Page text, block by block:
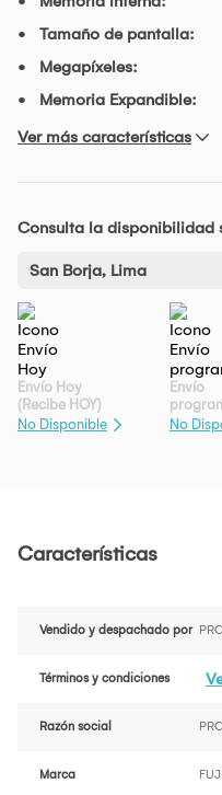
Tamaño de pantalla:
Megapíxeles:
Memoria Expandible:
Ver más características
Consulta la disponibilidad
San Borja, Lima
Envío Hoy
(Recibe HOY)
No Disponible
Envío
No
Características
Vendido y despachado por
Términos y condiciones
Razón social
Marca